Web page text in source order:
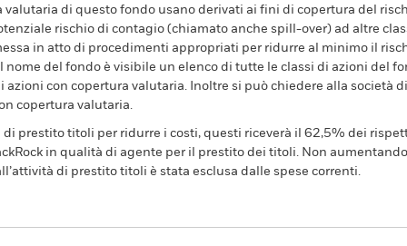
valutaria di questo fondo usano derivati ai fini di copertura del
rischio di contagio (chiamato anche spill-over) ad altre
in atto di procedimenti appropriati per ridurre al minimo il
del fondo è visibile un elenco di tutte le classi di azioni del
azioni con copertura valutaria. Inoltre si può chiedere alla società
copertura valutaria.
prestito titoli per ridurre i costi, questi riceverà il 62,5% dei
in qualità di agente per il prestito dei titoli. Non
di prestito titoli è stata esclusa dalle spese correnti.